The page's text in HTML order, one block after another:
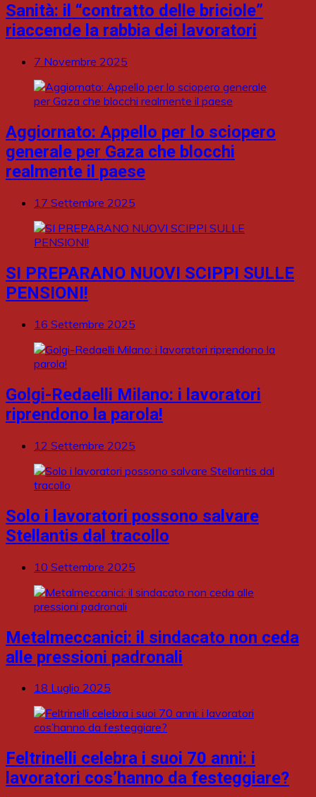
Sanità: il “contratto delle briciole”
riaccende la rabbia dei lavoratori
7 Novembre 2025
Aggiornato: Appello per lo sciopero
generale per Gaza che blocchi
realmente il paese
17 Settembre 2025
SI PREPARANO NUOVI SCIPPI SULLE
PENSIONI!
16 Settembre 2025
Golgi-Redaelli Milano: i lavoratori
riprendono la parola!
12 Settembre 2025
Solo i lavoratori possono salvare
Stellantis dal tracollo
10 Settembre 2025
Metalmeccanici: il sindacato non ceda
alle pressioni padronali
18 Luglio 2025
Feltrinelli celebra i suoi 70 anni: i
lavoratori cos’hanno da festeggiare?